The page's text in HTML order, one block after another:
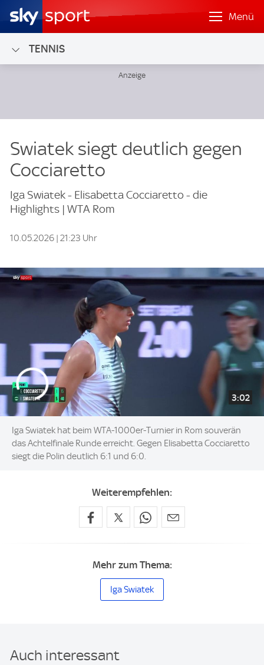
Menü
TENNIS
Swiatek siegt deutlich gegen
Cocciaretto
Iga Swiatek - Elisabetta Cocciaretto - die
Highlights | WTA Rom
10.05.2026 | 21:23 Uhr
3:02
Iga Swiatek hat beim WTA-1000er-Turnier in Rom souverän
das Achtelfinale Runde erreicht. Gegen Elisabetta Cocciaretto
siegt die Polin deutlich 6:1 und 6:0.
Weiterempfehlen:
Mehr zum Thema:
Iga Swiatek
Auch interessant